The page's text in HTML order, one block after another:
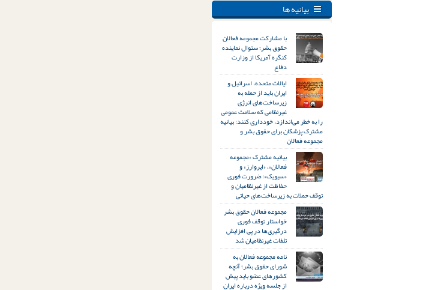
بیانیه ها
با مشارکت مجموعه فعالان
حقوق بشر؛ سئوال نماینده
کنگره آمریکا از وزارت
دفاع
ایالات متحده، اسرائیل و
ایران باید از حمله به
زیرساخت‌های انرژی
غیرنظامی که سلامت عمومی
را به خطر می‌اندازد، خودداری کنند: بیانیه
مشترک پزشکان برای حقوق بشر و
مجموعه فعالان
بیانیه مشترک «مجموعه
فعالان»، «ایروارز» و
«سیویک»: ضرورت فوری
حفاظت از غیرنظامیان و
توقف حملات به زیرساخت‌های حیاتی
مجموعه فعالان حقوق بشر
خواستار توقف فوری
درگیری‌ها در پی افزایش
تلفات غیرنظامیان شد
نامه مجموعه فعالان به
شورای حقوق بشر؛ آنچه
کشورهای عضو باید پیش
از جلسه ویژه درباره ایران